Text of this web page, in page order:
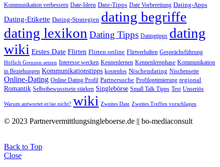
Kommunikation verbessern Date-Ideen Date-Tipps Date Vorbereitung Dating-Apps
Dating-Etikette Dating-Strategien dating begriffe
dating lexikon Dating Tipps Datingtipps dating
wiki Erstes Date Flirten Flirten online Flirtverhalten Gesprächsführung
Höflich Grenzen setzen Interesse wecken Kennenlernen Kennenlernphase Kommunikation
in Beziehungen Kommunikationstipps kostenlos Nischendating Nischenseite
Online-Dating Online Dating Profil Partnersuche Profiloptimierung regional
Romantik Selbstbewusstsein stärken Singlebörse Small Talk Tipps Test Unseriös
Warum antwortet er/sie nicht? wiki Zweites Date Zweites Treffen vorschlagen
© 2023 Partnervermittlungsingleboerse.de || bo-mediaconsult
Back to Top
Close